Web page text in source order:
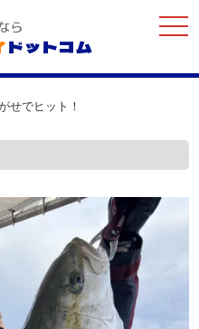
ら
ドットコム
せでヒット！